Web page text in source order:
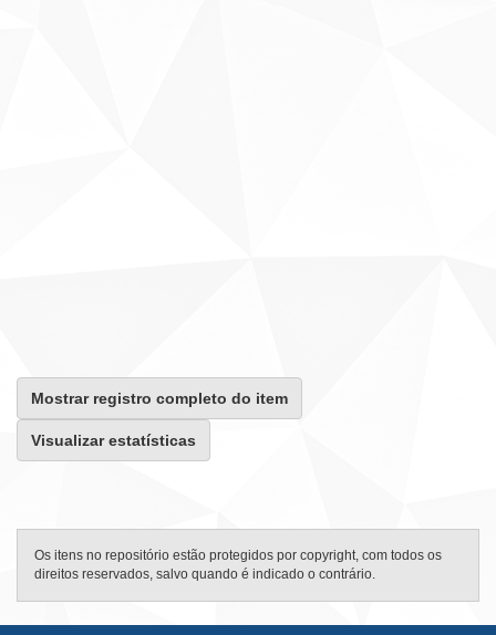
Mostrar registro completo do item
Visualizar estatísticas
Os itens no repositório estão protegidos por copyright, com todos os
direitos reservados, salvo quando é indicado o contrário.